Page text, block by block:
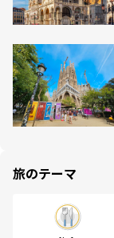
旅のテーマ